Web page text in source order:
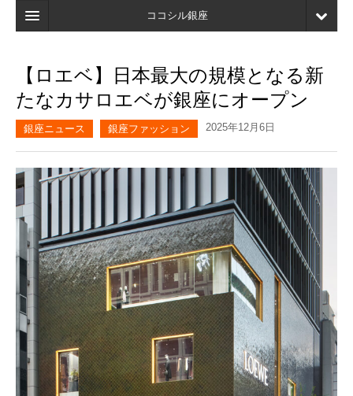
ココシル銀座
検索
店舗・施設最新情報
マイページ
【ロエベ】日本最大の規模となる新
たなカサロエベが銀座にオープン
銀座ニュース 銀座ファッション 2025年12月6日